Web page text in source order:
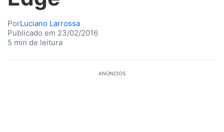
PorLuciano Larrossa
Publicado em 23/02/2016
5 min de leitura
ANÚNCIOS